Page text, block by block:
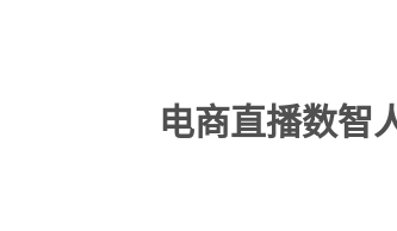
电商直播数智